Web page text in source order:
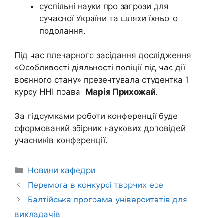
суспільні науки про загрози для
сучасної України та шляхи їхнього
подолання.
Під час пленарного засідання дослідження
«Особливості діяльності поліції під час дії
воєнного стану» презентувала студентка 1
курсу ННІ права Марія Прихожай.
За підсумками роботи конференції буде
сформований збірник наукових доповідей
учасників конференції.
Новини кафедри
Перемога в конкурсі творчих есе
Балтійська програма університетів для
викладачів